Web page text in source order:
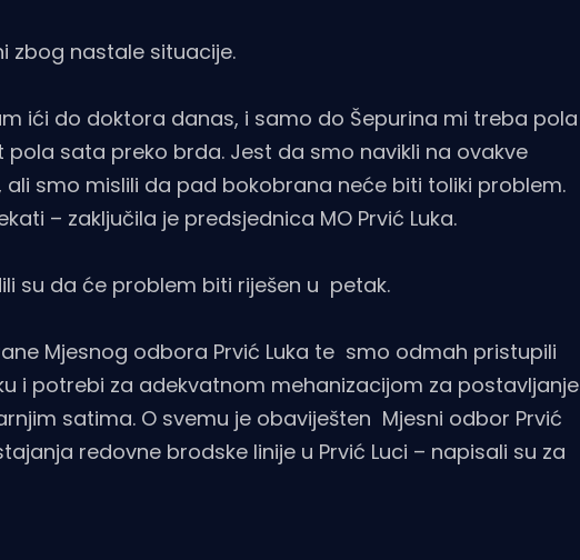
zbog nastale situacije.
ići do doktora danas, i samo do Šepurina mi treba pola
sata preko brda. Jest da smo navikli na ovakve
smo mislili da pad bokobrana neće biti toliki problem.
– zaključila je predsjednica MO Prvić Luka.
su da će problem biti riješen u petak.
Mjesnog odbora Prvić Luka te smo odmah pristupili
i potrebi za adekvatnom mehanizacijom za postavljanje
satima. O svemu je obaviješten Mjesni odbor Prvić
redovne brodske linije u Prvić Luci – napisali su za